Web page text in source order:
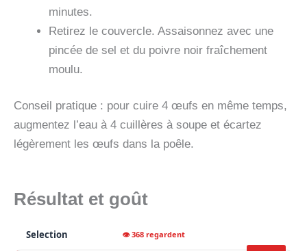
minutes.
Retirez le couvercle. Assaisonnez avec une
pincée de sel et du poivre noir fraîchement
moulu.
Conseil pratique : pour cuire 4 œufs en même temps,
augmentez l’eau à 4 cuillères à soupe et écartez
légèrement les œufs dans la poêle.
Résultat et goût
Selection 👁 368 regardent